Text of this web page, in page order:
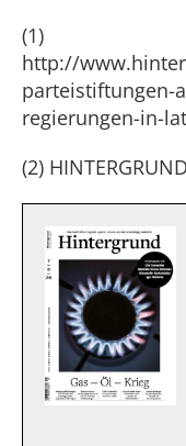
(1)
http://
parteistiftungen-
regierungen-in-
(2)